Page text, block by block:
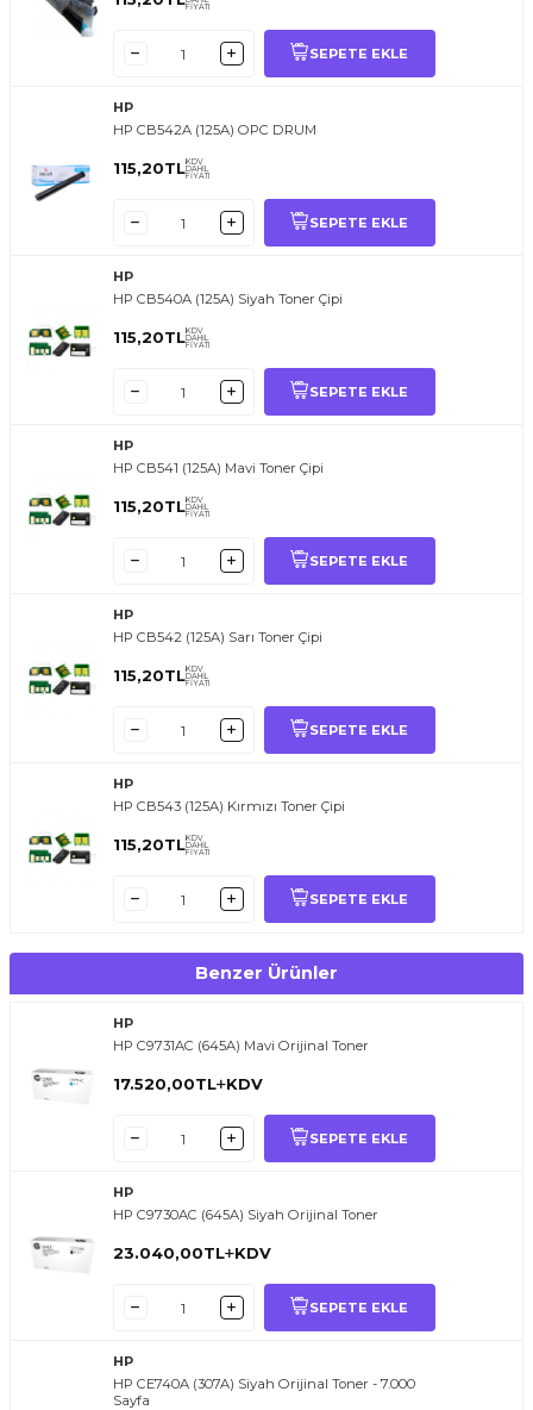
FİYATI
SEPETE EKLE
HP
HP CB542A (125A) OPC DRUM
115,20TLKDV
DAHİL
FİYATI
SEPETE EKLE
HP
HP CB540A (125A) Siyah Toner Çipi
115,20TLKDV
DAHİL
FİYATI
SEPETE EKLE
HP
HP CB541 (125A) Mavi Toner Çipi
115,20TLKDV
DAHİL
FİYATI
SEPETE EKLE
HP
HP CB542 (125A) Sarı Toner Çipi
115,20TLKDV
DAHİL
FİYATI
SEPETE EKLE
HP
HP CB543 (125A) Kırmızı Toner Çipi
115,20TLKDV
DAHİL
FİYATI
SEPETE EKLE
Benzer Ürünler
HP
HP C9731AC (645A) Mavi Orijinal Toner
17.520,00TL KDV
SEPETE EKLE
HP
HP C9730AC (645A) Siyah Orijinal Toner
23.040,00TL KDV
SEPETE EKLE
HP
HP CE740A (307A) Siyah Orijinal Toner - 7.000
Sayfa